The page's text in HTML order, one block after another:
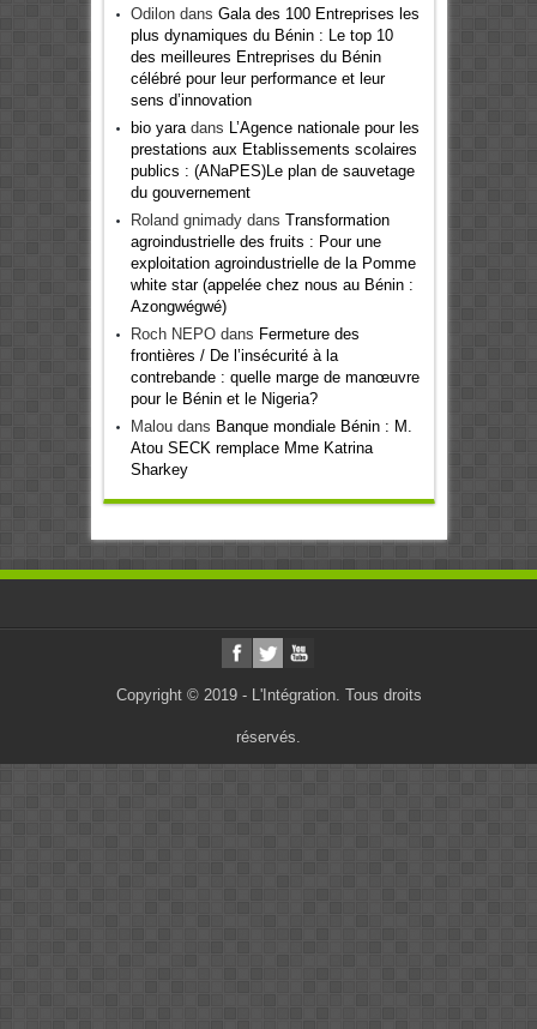
Odilondans Gala des 100 Entreprises les
plus dynamiques du Bénin : Le top 10
des meilleures Entreprises du Bénin
célébré pour leur performance et leur
sens d’innovation
bio yaradans
L’Agence nationale pour les
prestations aux Etablissements scolaires
publics : (ANaPES)Le plan de sauvetage
du gouvernement
Roland gnimadydans Transformation
agroindustrielle des fruits : Pour une
exploitation agroindustrielle de la Pomme
white star (appelée chez nous au Bénin :
Azongwégwé)
Roch NEPOdans Fermeture des
frontières / De l’insécurité à la
contrebande : quelle marge de manœuvre
pour le Bénin et le Nigeria?
Maloudans Banque mondiale Bénin : M.
Atou SECK remplace Mme Katrina
Sharkey
Copyright © 2019 - L'Intégration. Tous droits
réservés.